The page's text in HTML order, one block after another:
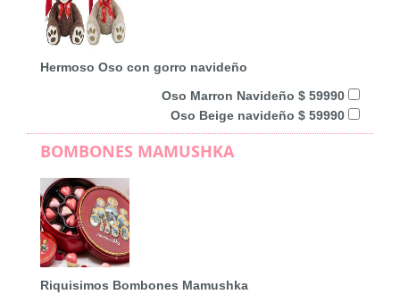
Hermoso Oso con gorro navideño
Oso Marron Navideño $ 59990
Oso Beige navideño $ 59990
BOMBONES MAMUSHKA
Riquisimos Bombones Mamushka